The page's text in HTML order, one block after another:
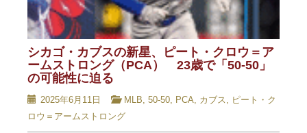
シカゴ・カブスの新星、ピート・クロウ＝ア
ームストロング（PCA） 23歳で「50-50」
の可能性に迫る
2025年6月11日 MLB, 50-50, PCA, カブス, ピート・ク
ロウ＝アームストロング